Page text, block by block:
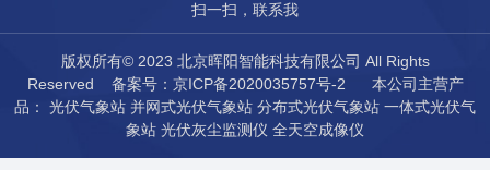
扫一扫，联系我
版权所有© 2023 北京晖阳智能科技有限公司 All Rights
Reserved 备案号：京ICP备2020035757号-2
本公司主营产
品： 光伏气象站 并网式光伏气象站 分布式光伏气象站 一体式光伏气
象站 光伏灰尘监测仪 全天空成像仪